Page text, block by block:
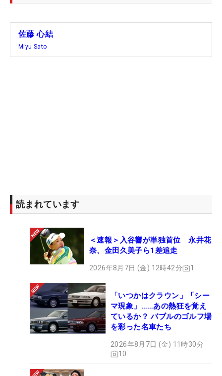
優勝に続くことはできなかったが、メルセデス・ラ
ンキング（MR）29位で初シード権を獲得。上位者
のみが出場できる最終戦「JLPGAツアーチャンピオ
そんな中、佐藤選手は不振に陥っていた。今季のス
タンレーレディス開幕前時点で、シード圏外の
「自分の代は強い。良きライバルでもあるし、刺激
になる存在。今年は特に置いていかれていた。どう
したら優勝できるのか、自分のゴルフを見つめ直す
時間が多かった。全部ネガティブで自信がなかっ
た。自分がすごく下手に感じてしまう。ポジティブ
な考えが全く出てこなくて、なんでこうなっちゃう
んだろうとか、クエスチョンマークだらけ。自問自
答しても何の解決にもならなくて、自分から悪くな
っていくような感じだった」
佐藤 心結
Miyu Sato
読まれています
＜速報＞入谷響が単独首位 永井花
奈、金田久美子ら1差追走
2026年8月7日 (金) 12時42分 1
「いつかはクラウン」「シー
マ現象」……あの熱狂を覚え
ているか？ バブルのゴルフ場
を彩った名車たち
2026年8月7日 (金) 11時30分
10